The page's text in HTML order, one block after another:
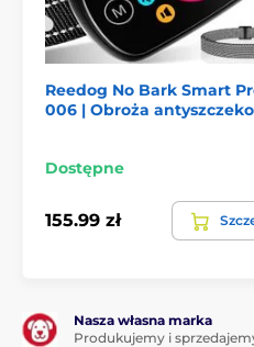
ją zakłada i przyzwyczaja
zaledwie
48 g.
Reedog No Bark Smart
006 | Obroża
Dostępne
155.99 zł
Nasza własna marka
Produkujemy i